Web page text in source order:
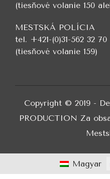
(tiesňové volanie 150
MESTSKÁ POLÍCIA
tel. +421-(0)31-562 32 70
(tiesňové volanie 159)
Copyright © 2019 -
PRODUCTION Za
Magyar